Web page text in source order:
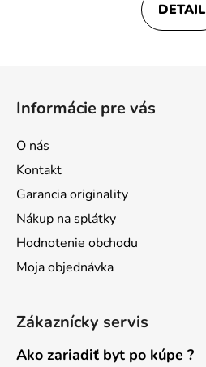
DETAIL
Informácie pre vás
O nás
Kontakt
Garancia originality
Nákup na splátky
Hodnotenie obchodu
Moja objednávka
Zákaznícky servis
Ako zariadiť byt po kúpe ?